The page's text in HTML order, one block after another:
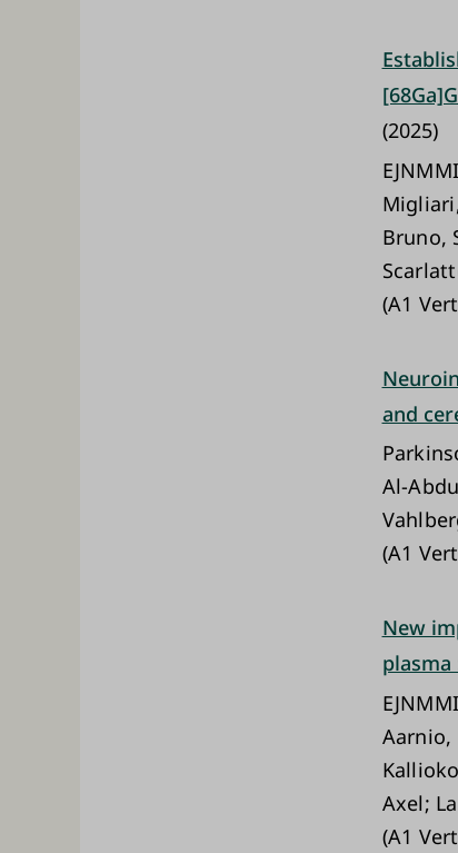
(2025)
Bruno,
(A1
and
Al-
(A1
New
Aarnio,
Axel;
(A1